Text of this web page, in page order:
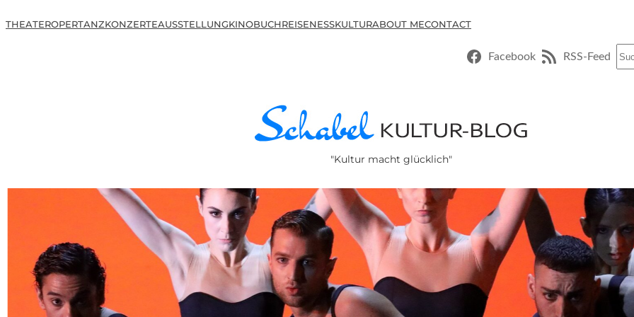
THEATEROPERTANZKONZERTEAUSSTELLUNGKINOBUCHREISENESSKULTURABOUT MECONTACT
Facebook RSS-Feed
"Kultur macht glücklich"